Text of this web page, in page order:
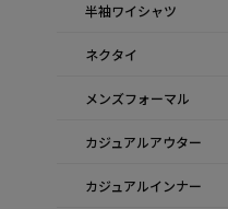
半袖ワイシャツ
ネクタイ
メンズフォーマル
カジュアルアウター
カジュアルインナー